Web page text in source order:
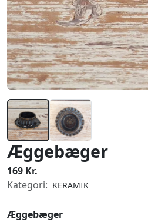
Æggebæger
169 Kr.
Kategori: KERAMIK
Æggebæger